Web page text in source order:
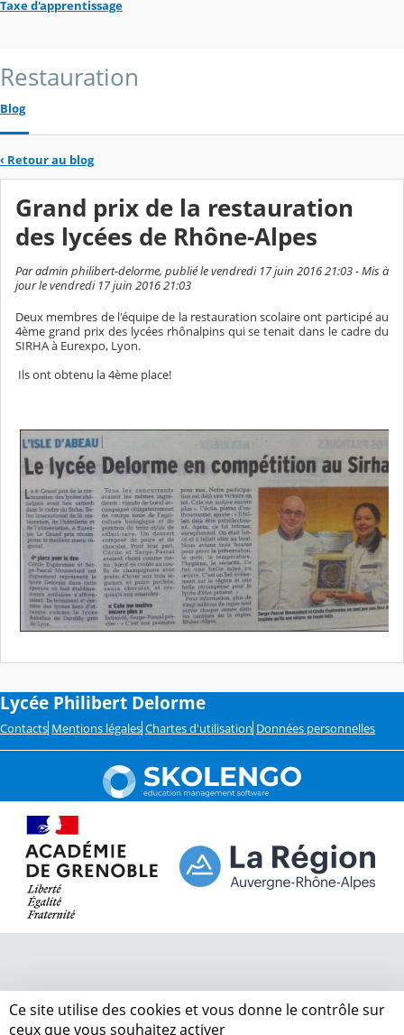
Taxe d'apprentissage
Restauration
Blog
‹ Retour au blog
Grand prix de la restauration
des lycées de Rhône-Alpes
Par admin philibert-delorme, publié le vendredi 17 juin 2016 21:03 - Mis à
jour le vendredi 17 juin 2016 21:03
Deux membres de l'équipe de la restauration scolaire ont participé au
4ème grand prix des lycées rhônalpins qui se tenait dans le cadre du
SIRHA à Eurexpo, Lyon.
Ils ont obtenu la 4ème place!
Lycée Philibert Delorme
Contacts Mentions légales Chartes d'utilisation Données personnelles
Ce site utilise des cookies et vous donne le contrôle sur
ceux que vous souhaitez activer